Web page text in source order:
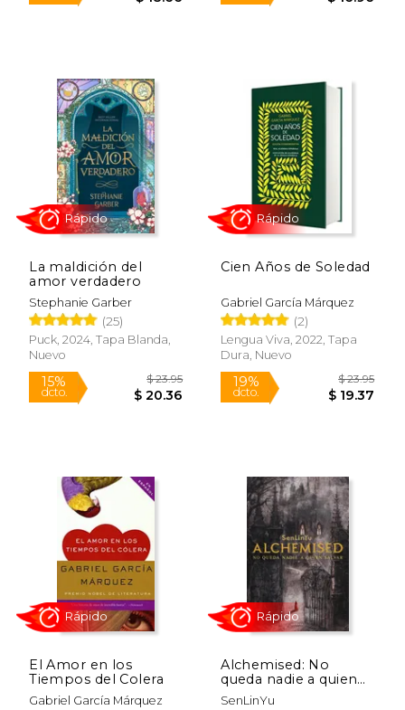
dcto. $ 22.06 dcto. $
Rápido
Rápido Rápido
La maldición del
amor verdadero
Stephanie Garber
(25)
Puck, 2024, Tapa Blanda,
Nuevo
Cien Años de Soledad
Gabriel García Márquez
(2)
Lengua Viva, 2022, Tapa
Dura, Nuevo
El Amor en los
Tiempos del Colera
Gabriel García Márquez
Alchemised: No
queda nadie a quien
salvar
SenLinYu